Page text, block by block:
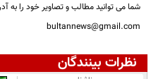
شما می توانید مطالب و تصاویر خود را به
bultannews@gmail.com
نظرات بینندگان